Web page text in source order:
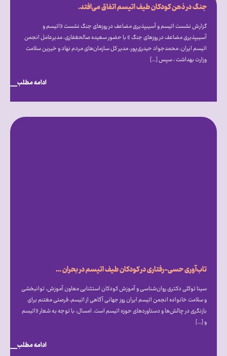
جنگ در ذهن کودکان طیف اتیسم اتفاق می‌افتد.
گزارش نشست اتیسم و آسیب‎پذیری مضاعف در روزهای جنگ نشست «اتیسم و
آسیب‎پذیری مضاعف در روزهای جنگ » با حضور سعیده صالح‎غفاری، مدیرعامل انجمن
اتیسم ایران، محمدجواد حیدری‌پور، مدیر کل سازمان‌های مردم نهاد و خیرین سلامت
وزارت بهداشت ، سپس […]
ادامه مطلب
تاب‌آوری حسی-رفتاری در کودکان طیف اتیسم در بحران جنگ
سینا توکلی دکتری روان‌شناسی و آموزش کودکان استثنایی معاون آموزش، توانبخشی
و سلامت خانواده انجمن اتیسم ایران روز جهانی آگاهی از اتیسم، فرصتی مغتنم برای
بازنگری در چالش‌ها و دستاوردهای حوزه اتیسم است. امسال، با توجه به شعار «اتیسم
و […]
ادامه مطلب